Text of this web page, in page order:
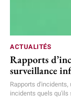
ACTUALITÉS
Rapports
surveillance
Rapports d'incidents,
incidents quels qu'ils